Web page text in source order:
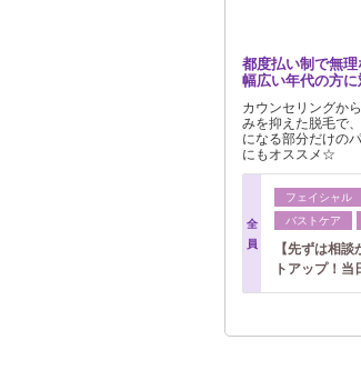
都度払い制で無
幅広い年代の方
カウンセリングか
みを抑えた脱毛で
になる部分だけの
にもオススメ☆
全
員
フェイシャル
バストケア
【先ずは相
トアップ！当